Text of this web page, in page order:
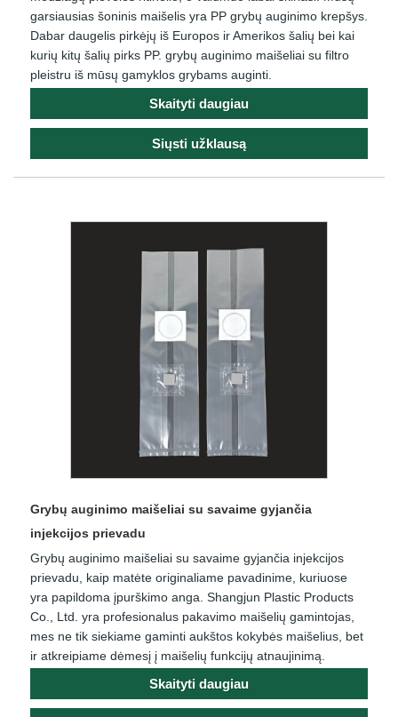
garsiausias šoninis maišelis yra PP grybų auginimo krepšys.
Dabar daugelis pirkėjų iš Europos ir Amerikos šalių bei kai
kurių kitų šalių pirks PP. grybų auginimo maišeliai su filtro
pleistru iš mūsų gamyklos grybams auginti.
Skaityti daugiau
Siųsti užklausą
Grybų auginimo maišeliai su savaime gyjančia
injekcijos prievadu
Grybų auginimo maišeliai su savaime gyjančia injekcijos
prievadu, kaip matėte originaliame pavadinime, kuriuose
yra papildoma įpurškimo anga. Shangjun Plastic Products
Co., Ltd. yra profesionalus pakavimo maišelių gamintojas,
mes ne tik siekiame gaminti aukštos kokybės maišelius, bet
ir atkreipiame dėmesį į maišelių funkcijų atnaujinimą.
Skaityti daugiau